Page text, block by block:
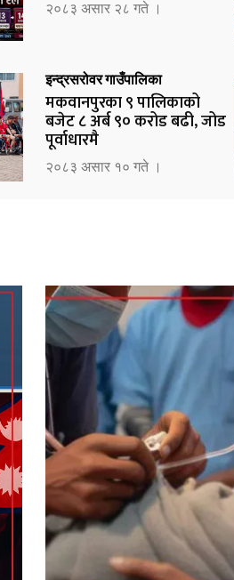
२०८३ असार २८ गते ।
इन्द्रसरोवर गाउँपालिका
मकवानपुरका ९ पालिकाको
बजेट ८ अर्ब ९० करोड बढी, जोड
पूर्वाधारमै
२०८३ असार १० गते ।